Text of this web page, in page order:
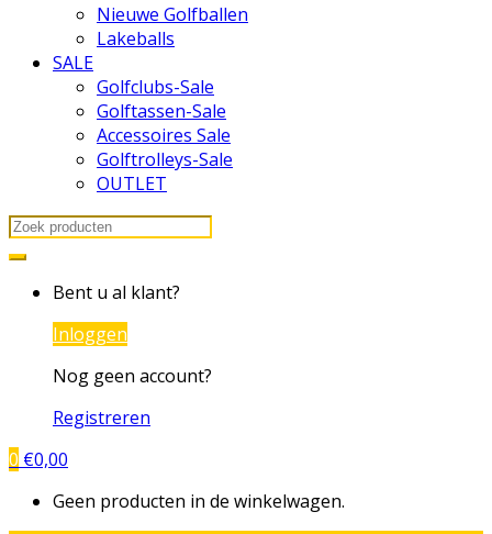
Nieuwe Golfballen
Lakeballs
SALE
Golfclubs-Sale
Golftassen-Sale
Accessoires Sale
Golftrolleys-Sale
OUTLET
Search
for:
Bent u al klant?
Inloggen
Nog geen account?
Registreren
0 €0,00
Geen producten in de winkelwagen.